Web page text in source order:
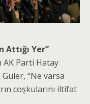
Attığı Yer”
AK Parti Hatay
“Ne varsa
coşkularını iltifat